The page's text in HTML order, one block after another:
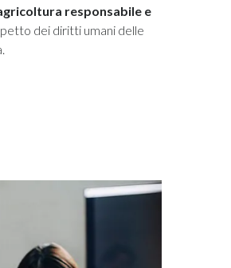
responsabile e
dei diritti umani delle